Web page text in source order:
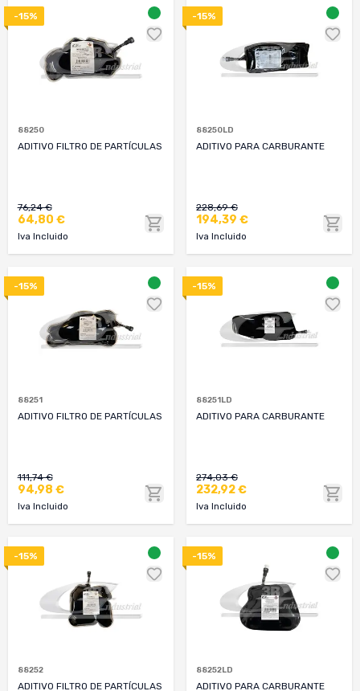
-15%
88250
ADITIVO FILTRO DE PARTÍCULAS
76,24 €
64,80 €
Iva Incluido
-15%
88250LD
ADITIVO PARA CARBURANTE
228,69 €
194,39 €
Iva Incluido
-15%
88251
ADITIVO FILTRO DE PARTÍCULAS
111,74 €
94,98 €
Iva Incluido
-15%
88251LD
ADITIVO PARA CARBURANTE
274,03 €
232,92 €
Iva Incluido
-15%
88252
ADITIVO FILTRO DE PARTÍCULAS
-15%
88252LD
ADITIVO PARA CARBURANTE